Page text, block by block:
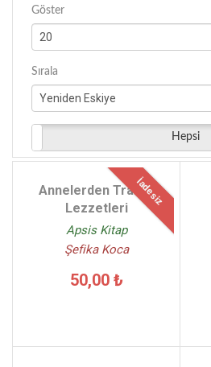
Göster
Sırala
Hepsi
İadesiz
Annelerden Trakya
Lezzetleri
Apsis Kitap
Şefika Koca
50,00 ₺